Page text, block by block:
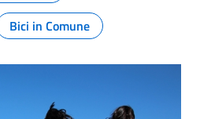
Bici in Comune